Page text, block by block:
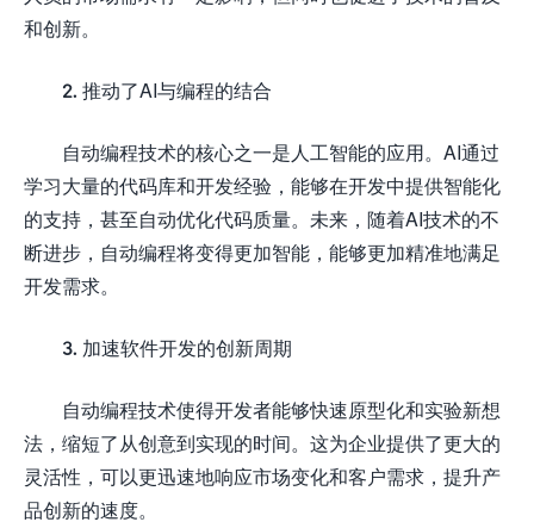
和创新。
2. 推动了AI与编程的结合
自动编程技术的核心之一是人工智能的应用。AI通过
学习大量的代码库和开发经验，能够在开发中提供智能化
的支持，甚至自动优化代码质量。未来，随着AI技术的不
断进步，自动编程将变得更加智能，能够更加精准地满足
开发需求。
3. 加速软件开发的创新周期
自动编程技术使得开发者能够快速原型化和实验新想
法，缩短了从创意到实现的时间。这为企业提供了更大的
灵活性，可以更迅速地响应市场变化和客户需求，提升产
品创新的速度。